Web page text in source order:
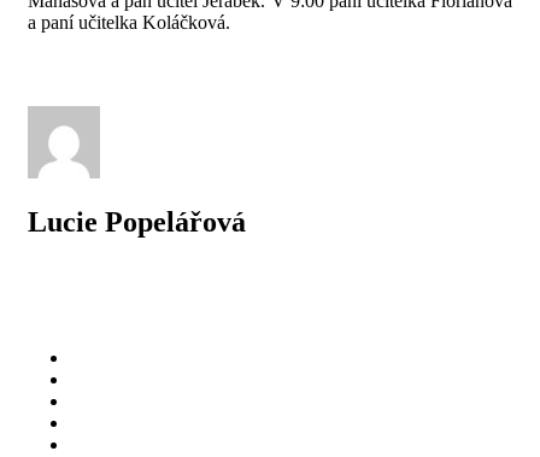
a paní učitelka Koláčková.
Lucie Popelářová